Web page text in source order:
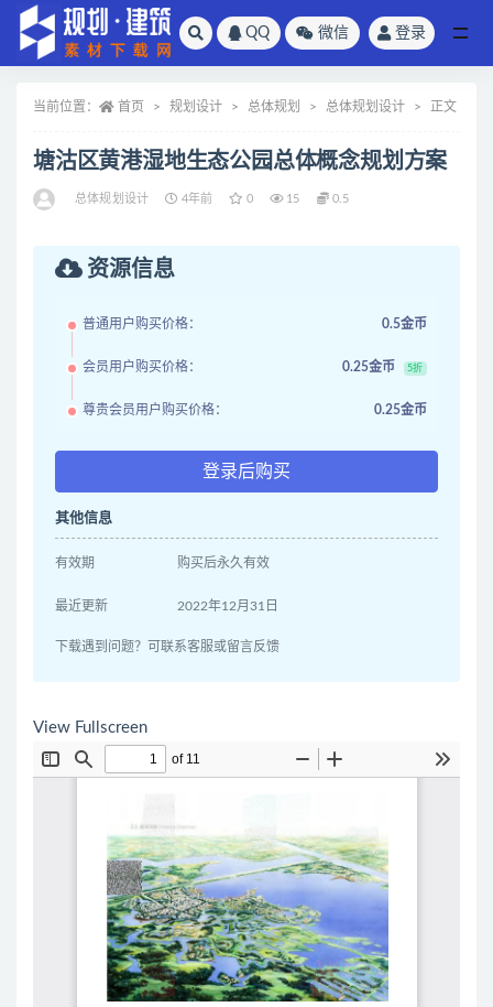
QQ 微信 登录
当前位置： 首页 规划设计 总体规划 总体规划设计 正文
塘沽区黄港湿地生态公园总体概念规划方案
总体规划设计 4年前 0 15 0.5
资源信息
普通用户购买价格： 0.5金币
会员用户购买价格： 0.25金币 5折
尊贵会员用户购买价格： 0.25金币
登录后购买
其他信息
有效期 购买后永久有效
最近更新 2022年12月31日
下载遇到问题？可联系客服或留言反馈
View Fullscreen
全部